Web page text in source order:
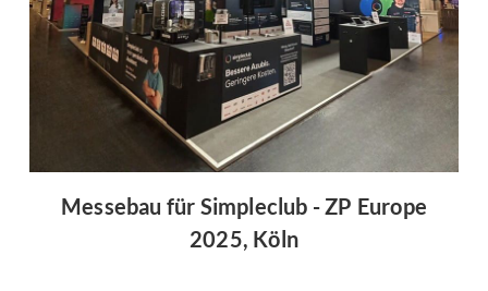
Messebau für Simpleclub - ZP Europe
2025, Köln